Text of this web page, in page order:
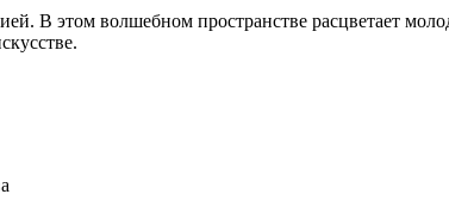
В этом волшебном пространстве расцветает